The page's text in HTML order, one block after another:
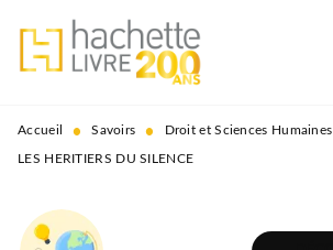
MENU RECHERCHE
PIED DE PAGE
Accueil • Savoirs • Droit et Sciences Humaines
LES HERITIERS DU SILENCE